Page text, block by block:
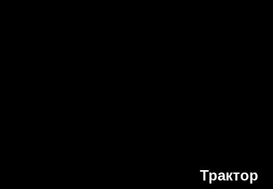
Трактор